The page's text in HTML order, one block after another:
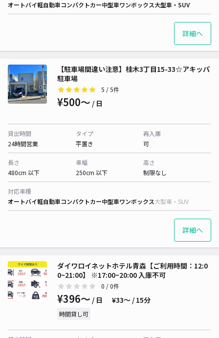
オートバイ軽自動車コンパクトカー中型車ワンボックス大型車・SUV
詳細へ
【駐車場間違い注意】桂木3丁目15-33☆アキッパ
駐車場
5 / 5件
¥500〜 / 日
貸出時間
24時間営業
タイプ
平置き
再入庫
可
長さ
480cm 以下
車幅
250cm 以下
高さ
制限なし
対応車種
オートバイ軽自動車コンパクトカー中型車ワンボックス大型車・SUV
詳細へ
ダイワロイネットホテル青森【ご利用時間：12:0
0~21:00】 ※17:00~20:00 入庫不可
0 / 0件
¥396〜 / 日 ¥33〜 / 15分
時間貸し可